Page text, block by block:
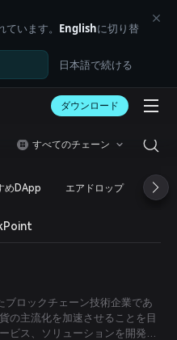
います。 Englishに切り替
日本語で続ける
ダウンロード
すべてのチェーン
めDApp エアドロップ DeFi
ロックチェーン技術企業であ
の主流化を加速させることを目
ビス、ソリューションを開発し